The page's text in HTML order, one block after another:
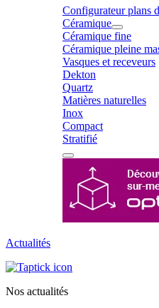
Configurateur plans
Céramique
Céramique fine
Céramique pleine
Vasques et receveurs
Dekton
Quartz
Matières naturelles
Inox
Compact
Stratifié
Actualités
Nos actualités